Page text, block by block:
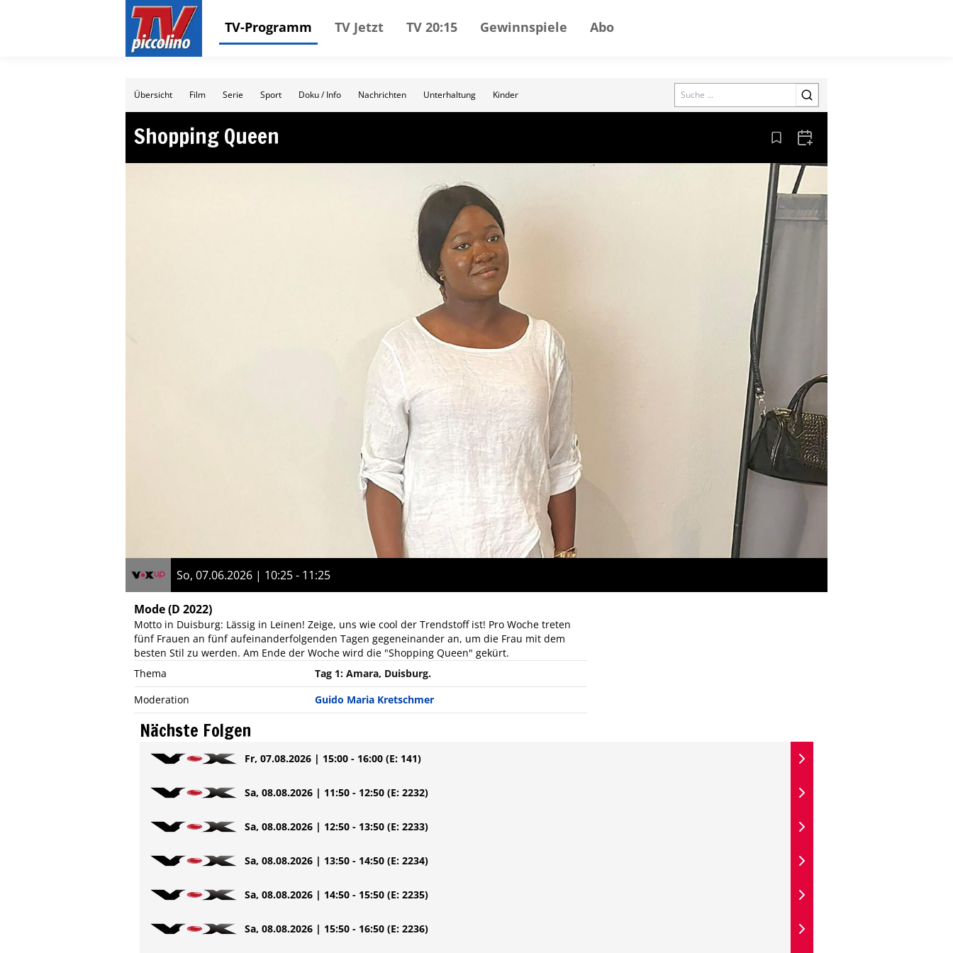
TV-Programm TV Jetzt TV 20:15 Gewinnspiele Abo
Übersicht Film Serie Sport Doku / Info Nachrichten Unterhaltung Kinder Search
Shopping Queen Aus den Lesezeichen entfernen
Zum Kalender hinzufügen
So, 07.06.2026 | 10:25 - 11:25
Mode(D 2022)
Motto in Duisburg: Lässig in Leinen! Zeige, uns wie cool der Trendstoff ist! Pro Woche treten
fünf Frauen an fünf aufeinanderfolgenden Tagen gegeneinander an, um die Frau mit dem
besten Stil zu werden. Am Ende der Woche wird die "Shopping Queen" gekürt.
Thema
Tag 1: Amara, Duisburg.
Moderation
Guido Maria Kretschmer
Nächste Folgen
Fr, 07.08.2026 | 15:00 - 16:00 (E: 141)
Sa, 08.08.2026 | 11:50 - 12:50 (E: 2232)
Sa, 08.08.2026 | 12:50 - 13:50 (E: 2233)
Sa, 08.08.2026 | 13:50 - 14:50 (E: 2234)
Sa, 08.08.2026 | 14:50 - 15:50 (E: 2235)
Sa, 08.08.2026 | 15:50 - 16:50 (E: 2236)